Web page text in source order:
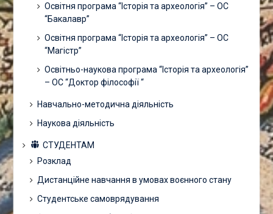
Освітня програма “Історія та археологія” – ОС
“Бакалавр”
Освітня програма “Історія та археологія” – ОС
“Магістр”
Освітньо-наукова програма “Історія та археологія”
– ОС “Доктор філософії “
Навчально-методична діяльність
Наукова діяльність
СТУДЕНТАМ
Розклад
Дистанційне навчання в умовах воєнного стану
Студентське самоврядування